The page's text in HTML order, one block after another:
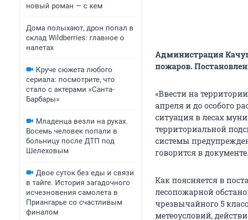
новый роман — с кем
Дома полыхают, дрон попал в
склад Wildberries: главное о
налетах
Круче сюжета любого
сериала: посмотрите, что
стало с актерами «Санта-
Барбары»
Младенца везли на руках.
Восемь человек попали в
больницу после ДТП под
Шелеховым
Двое суток без еды и связи
в тайге. История загадочного
исчезновения самолета в
Приангарье со счастливым
финалом
Администрация
пожаров.
«Ввести на
апреля и до особого
ситуация в лесах
территориальной
системы
говорится в документе.
Как поясняется в
лесопожарной
чрезвычайного 5
метеоусловий,